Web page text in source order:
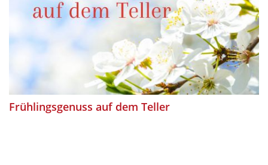
Frühlingsgenuss auf dem Teller